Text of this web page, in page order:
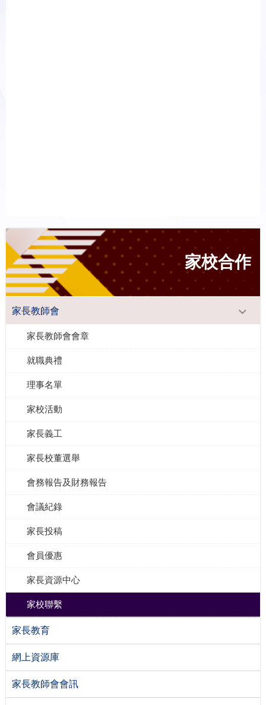
家校合作
家長教師會
家長教師會會章
就職典禮
理事名單
家校活動
家長義工
家長校董選舉
會務報告及財務報告
會議紀錄
家長投稿
會員優惠
家長資源中心
家校聯繫
家長教育
網上資源庫
家長教師會會訊